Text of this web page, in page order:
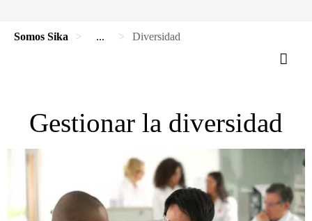
Somos Sika ... Diversidad
Gestionar la diversidad